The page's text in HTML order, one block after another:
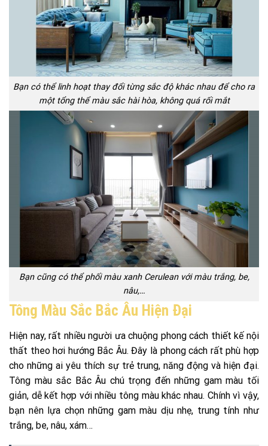
Bạn có thể linh hoạt thay đổi từng sắc độ khác nhau để cho ra
một tổng thể màu sắc hài hòa, không quá rối mắt
Bạn cũng có thể phối màu xanh Cerulean với màu trắng, be,
nâu,…
Tông Màu Sắc Bắc Âu Hiện Đại
Hiện nay, rất nhiều người ưa chuộng phong cách thiết kế nội
thất theo hơi hướng Bắc Âu. Đây là phong cách rất phù hợp
cho những ai yêu thích sự trẻ trung, năng động và hiện đại.
Tông màu sắc Bắc Âu chú trọng đến những gam màu tối
giản, dễ kết hợp với nhiều tông màu khác nhau. Chính vì vậy,
bạn nên lựa chọn những gam màu dịu nhẹ, trung tính như
trắng, be, nâu, xám…